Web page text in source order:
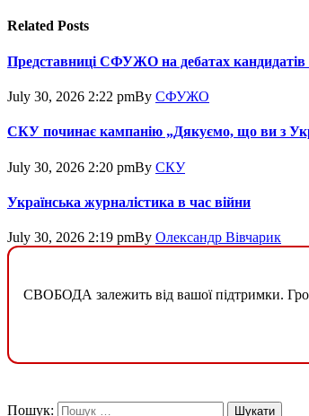
Related Posts
Представниці СФУЖО на дебатах
July 30, 2026 2:22 pmBy СФУЖО
СКУ починає кампанію „Дякуємо, що ви з
July 30, 2026 2:20 pmBy СКУ
Українська журналістика в час війни
July 30, 2026 2:19 pmBy Олександр Вівчарик
СВОБОДА залежить від вашої підтримки.
Пошук: